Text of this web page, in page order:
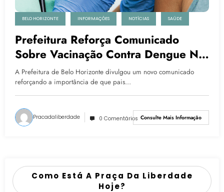
BELO HORIZONTE INFORMAÇÕES NOTÍCIAS SAÚDE
Prefeitura Reforça Comunicado
Sobre Vacinação Contra Dengue Na
Capital
A Prefeitura de Belo Horizonte divulgou um novo comunicado
reforçando a importância de que pais…
Pracadaliberdade 0 Comentários Consulte Mais Informação
Como Está A Praça Da Liberdade
Hoje?